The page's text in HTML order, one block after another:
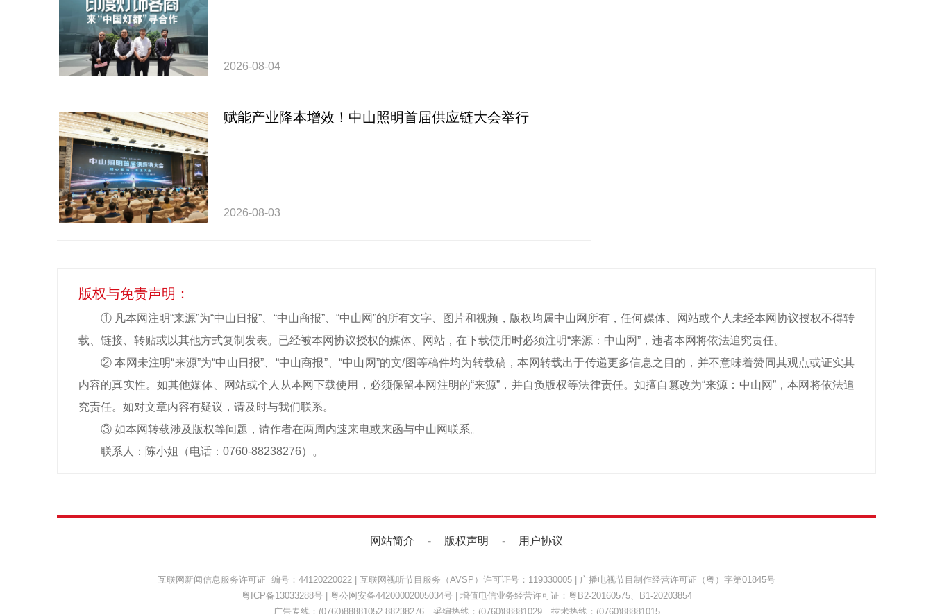
2026-08-04
赋能产业降本增效！中山照明首届供应链大会举行
2026-08-03
版权与免责声明：
① 凡本网注明“来源”为“中山日报”、“中山商报”、“中山网”的所有文字、图片和视频，版权均属中山网所有，任何媒体、网站或个人未经本网协议授权不得转
载、链接、转贴或以其他方式复制发表。已经被本网协议授权的媒体、网站，在下载使用时必须注明“来源：中山网”，违者本网将依法追究责任。
② 本网未注明“来源”为“中山日报”、“中山商报”、“中山网”的文/图等稿件均为转载稿，本网转载出于传递更多信息之目的，并不意味着赞同其观点或证实其
内容的真实性。如其他媒体、网站或个人从本网下载使用，必须保留本网注明的“来源”，并自负版权等法律责任。如擅自篡改为“来源：中山网”，本网将依法追
究责任。如对文章内容有疑议，请及时与我们联系。
③ 如本网转载涉及版权等问题，请作者在两周内速来电或来函与中山网联系。
联系人：陈小姐（电话：0760-88238276）。
网站简介 - 版权声明 - 用户协议
互联网新闻信息服务许可证 编号：44120220022 互联网视听节目服务（AVSP）许可证号：119330005
广播电视节目制作经营许可证（粤）字第01845号
粤ICP备13033288号| 粤公网安备44200002005034号| 增值电信业务经营许可证： 粤B2-20160575、
B1-20203854
广告专线：(0760)88881052 88238276 采编热线：(0760)88881029 技术热线：(0760)88881015